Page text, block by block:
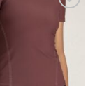
Add to
wishlist